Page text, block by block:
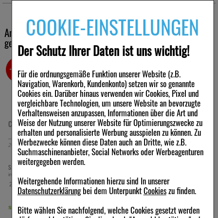
COOKIE-EINSTELLUNGEN
Der Schutz Ihrer Daten ist uns wichtig!
Für die ordnungsgemäße Funktion unserer Website (z.B.
Navigation, Warenkorb, Kundenkonto) setzen wir so genannte
Cookies ein. Darüber hinaus verwenden wir Cookies, Pixel und
vergleichbare Technologien, um unsere Website an bevorzugte
Verhaltensweisen anzupassen, Informationen über die Art und
Weise der Nutzung unserer Website für Optimierungszwecke zu
erhalten und personalisierte Werbung ausspielen zu können. Zu
Werbezwecke können diese Daten auch an Dritte, wie z.B.
Suchmaschinenanbieter, Social Networks oder Werbeagenturen
weitergegeben werden.
Weitergehende Informationen hierzu sind In unserer
Datenschutzerklärungbei dem UnterpunktCookieszu finden.
Bitte wählen Sie nachfolgend, welche Cookies gesetzt werden
Andere Kunden haben ebenfalls folgende Produkte
gekauft
CALMVALERA Hevert Tropfen
200 ml Tropfen
49,99 €
Statt: 64,99 €²
inkl. MwSt zzgl.
249,95 €pro 1 l
-23%
sofort lieferbar
JUNIPERUS KOMPLEX Nr.33 Dilution
50ml Dilution
298,20 € pro 1 l
sofort lieferbar